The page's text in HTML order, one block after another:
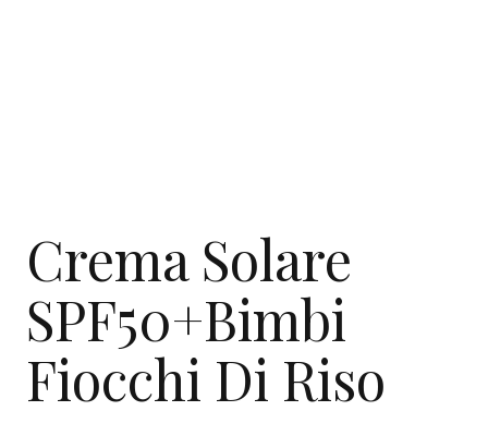
Crema Solare
SPF50+Bimbi
Fiocchi Di Riso